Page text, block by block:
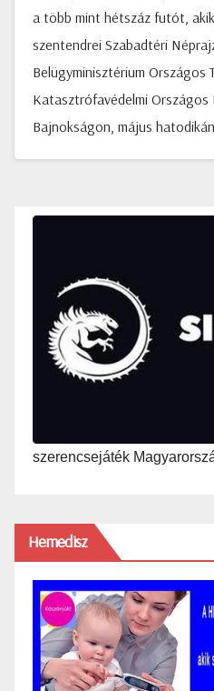
a több mint hétszáz futót,
szentendrei Szabadtéri
Belügyminisztérium Országos
Katasztrófavédelmi Országos
Bajnokságon, május
szerencsejáték
Hemedisz